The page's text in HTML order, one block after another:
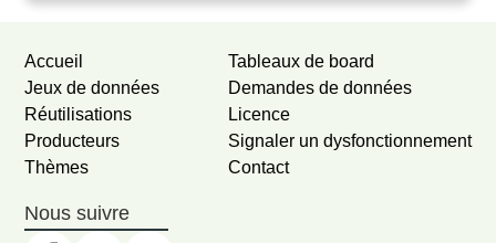
Accueil
Jeux de données
Réutilisations
Producteurs
Thèmes
Tableaux de board
Demandes de données
Licence
Signaler un dysfonctionnement
Contact
Nous suivre